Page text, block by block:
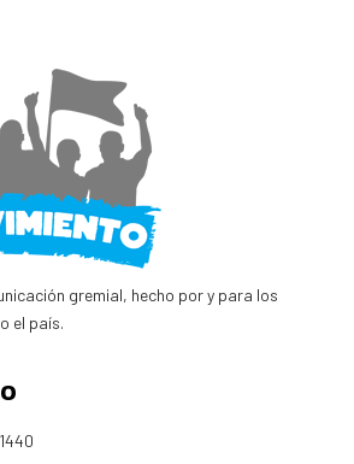
gremial, hecho por y para los
el país.